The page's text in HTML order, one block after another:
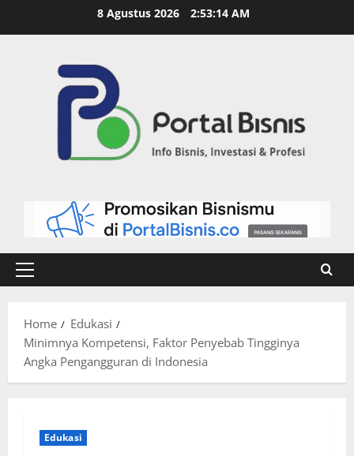
8 Agustus 2026 2:53:15 AM
Home
Edukasi
Minimnya Kompetensi, Faktor Penyebab Tingginya
Angka Pengangguran di Indonesia
Edukasi